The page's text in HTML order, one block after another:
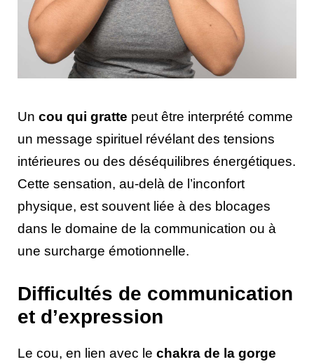
Un cou qui gratte peut être interprété comme
un message spirituel révélant des tensions
intérieures ou des déséquilibres énergétiques.
Cette sensation, au-delà de l’inconfort
physique, est souvent liée à des blocages
dans le domaine de la communication ou à
une surcharge émotionnelle.
Difficultés de communication
et d’expression
Le cou, en lien avec le chakra de la gorge